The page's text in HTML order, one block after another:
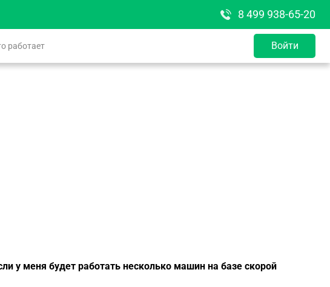
8 499 938-65-20
работает Войти
у меня будет работать несколько машин на базе скорой